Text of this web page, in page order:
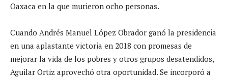
Oaxaca en la que murieron ocho personas.
Cuando Andrés Manuel López Obrador ganó la presidencia
en una aplastante victoria en 2018 con promesas de
mejorar la vida de los pobres y otros grupos desatendidos,
Aguilar Ortiz aprovechó otra oportunidad. Se incorporó a